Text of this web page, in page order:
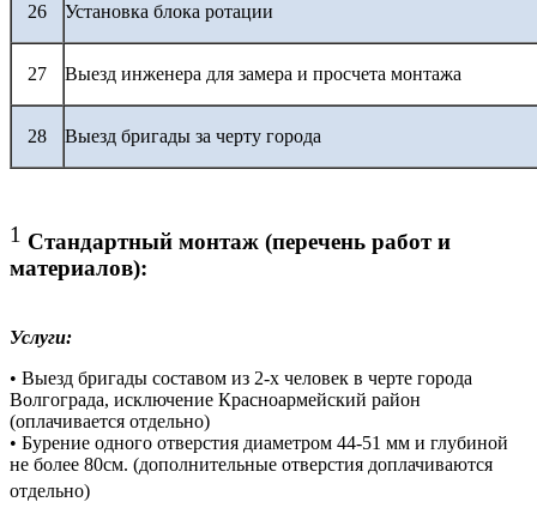
26 Установка блока ротации
27 Выезд инженера для замера и просчета монтажа
28 Выезд бригады за черту города
1 Стандартный монтаж (перечень работ и
материалов):
Услуги:
• Выезд бригады составом из 2-х человек в черте города
Волгограда, исключение Красноармейский район
(оплачивается отдельно)
• Бурение одного отверстия диаметром 44-51 мм и глубиной
не более 80см. (дополнительные отверстия доплачиваются
отдельно)